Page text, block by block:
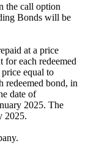
the call option
Bonds will be
at a price
for each redeemed
equal to
redeemed bond, in
date of
2025. The
2025.